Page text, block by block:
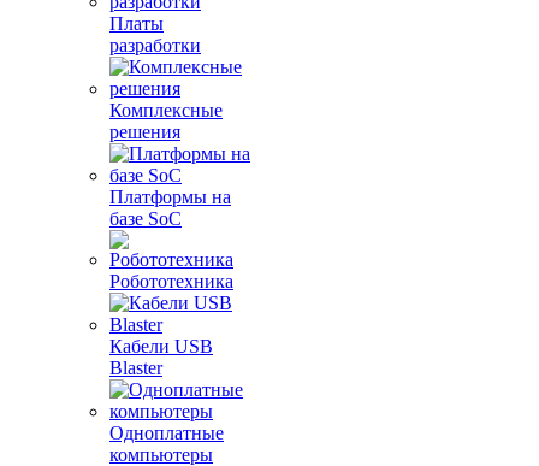
Платы
разработки
Комплексные
решения
Платформы на
базе SoC
Робототехника
Кабели USB
Blaster
Одноплатные
компьютеры